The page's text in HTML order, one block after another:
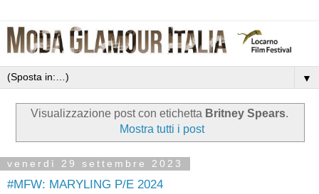
▼
Visualizzazione post con etichetta Britney Spears.
Mostra tutti i post
venerdì 29 settembre 2023
#MFW: MARYLING P/E 2024